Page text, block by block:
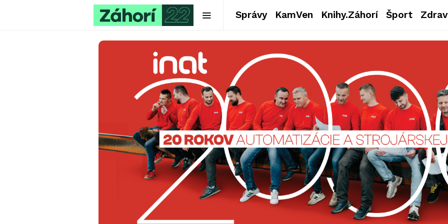
Správy KamVen Knihy.Záhorí Šport